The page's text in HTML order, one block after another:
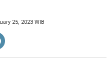
25, 2023 WIB